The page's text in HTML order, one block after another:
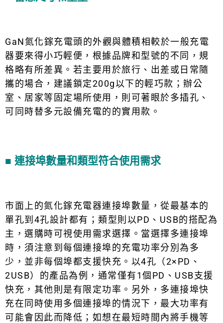
GaN氮化鎵充電頭的外觀與體積相較於一般充電
器要來得小巧輕便，根據品牌和型號的不同，規
格略有所差異。若主要用於旅行、出差或日常隨
攜的場合，建議鎖定200g以下的輕巧款；辦公
室、居家等固定場所使用，則可著眼於多插孔、
可同時替多元設備充電的的實用款。
■ 連接埠數量和類型符合使用需求
市面上的氮化鎵充電器連接埠數量，從最基本的
單孔到4孔設計都有；類型則以PD、USB的搭配為
主，選購時可視使用需求選擇。當選擇多連接埠
時，須注意到每個連接埠的充電功率分別為多
少，並非每個埠都支援快充。以4孔（2×PD、
2USB）的產品為例，通常僅有1個PD、USB支援
快充，其他則是有限定功率。另外，多連接埠快
充在同時使用多個連接埠的情況下，最大功率有
可能會因此而降低；如想在最短時間內將手機等